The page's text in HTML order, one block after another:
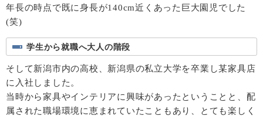
年長の時点で既に身長が140cm近くあった巨大園児でした
(笑)
学生から就職へ大人の階段
そして新潟市内の高校、新潟県の私立大学を卒業し某家具店
に入社しました。
当時から家具やインテリアに興味があったということと、配
属された職場環境に恵まれていたこともあり、とても楽しく